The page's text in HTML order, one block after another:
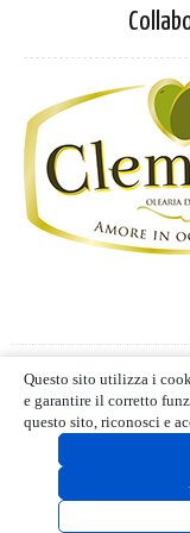
MIND CUCINA E
Questo sito utilizza i
e garantire il corretto
questo sito, riconosci e